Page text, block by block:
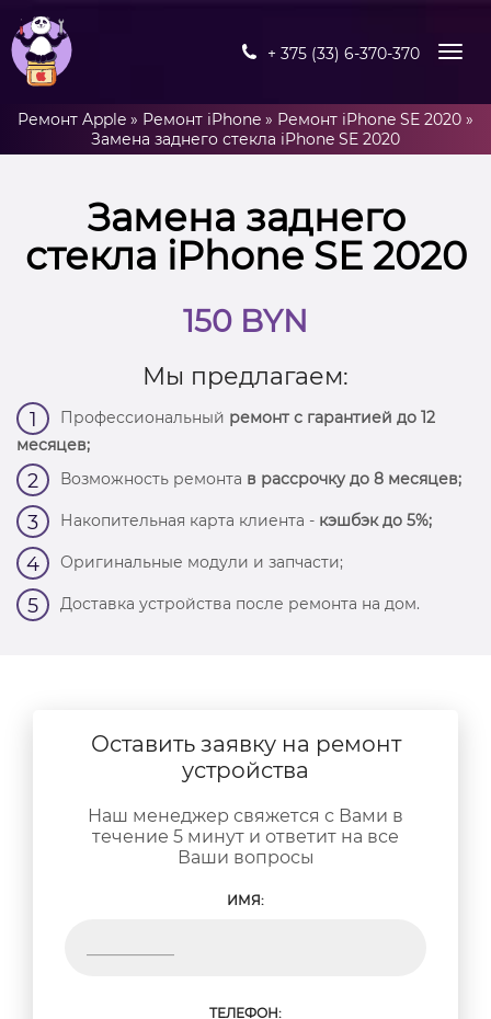
+ 375 (33) 6-370-370
Ремонт Apple » Ремонт iPhone » Ремонт iPhone SE 2020 »
Замена заднего стекла iPhone SE 2020
Замена заднего
стекла iPhone SE 2020
150 BYN
Мы предлагаем:
1 Профессиональный ремонт с гарантией до 12
месяцев;
2 Возможность ремонта в рассрочку до 8 месяцев;
3 Накопительная карта клиента - кэшбэк до 5%;
4 Оригинальные модули и запчасти;
5 Доставка устройства после ремонта на дом.
Оставить заявку на ремонт
устройства
Наш менеджер свяжется с Вами в
течение 5 минут и ответит на все
Ваши вопросы
ИМЯ:
ТЕЛЕФОН: